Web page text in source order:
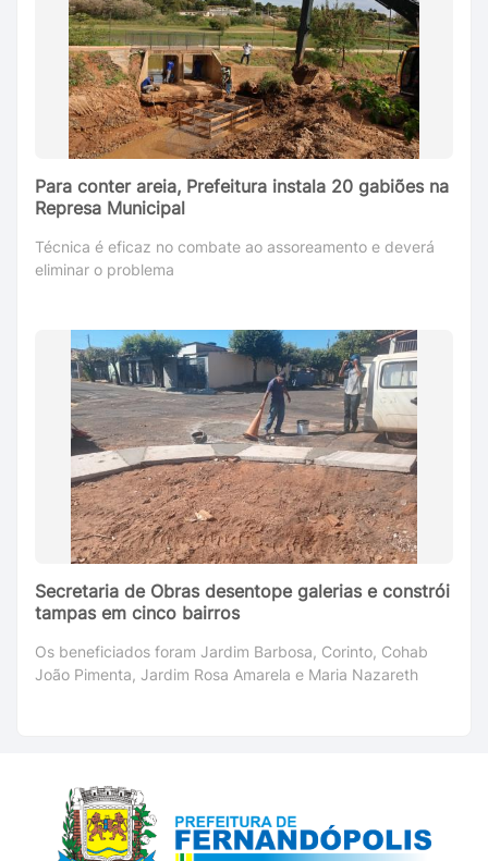
Para conter areia, Prefeitura instala 20 gabiões na
Represa Municipal
Técnica é eficaz no combate ao assoreamento e deverá
eliminar o problema
Secretaria de Obras desentope galerias e constrói
tampas em cinco bairros
Os beneficiados foram Jardim Barbosa, Corinto, Cohab
João Pimenta, Jardim Rosa Amarela e Maria Nazareth